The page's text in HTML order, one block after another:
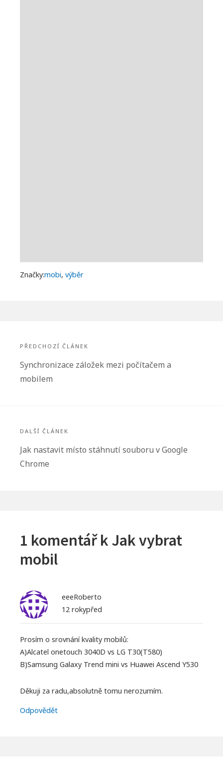
Značky:mobi, výběr
pro
příspěvek
PŘEDCHOZÍ ČLÁNEK
Předchozí
článek:
Synchronizace záložek mezi počítačem a
mobilem
DALŠÍ ČLÁNEK
Další
článek:
Jak nastavit místo stáhnutí souboru v Google
Chrome
1 komentář k Jak vybrat
mobil
eeeRoberto
12 rokypřed
Prosím o srovnání kvality mobilů:
A)Alcatel onetouch 3040D vs LG T30(T580)
B)Samsung Galaxy Trend mini vs Huawei Ascend Y530
Děkuji za radu,absolutně tomu nerozumím.
Odpovědět